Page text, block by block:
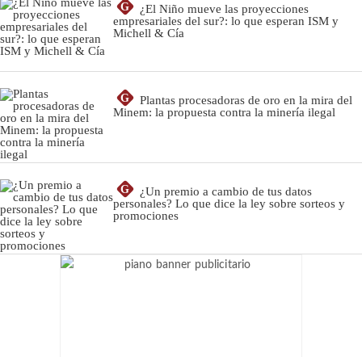
G
¿El Niño mueve las proyecciones
empresariales del sur?: lo que esperan ISM y
Michell & Cía
G
Plantas procesadoras de oro en la mira del
Minem: la propuesta contra la minería ilegal
G
¿Un premio a cambio de tus datos
personales? Lo que dice la ley sobre sorteos y
promociones